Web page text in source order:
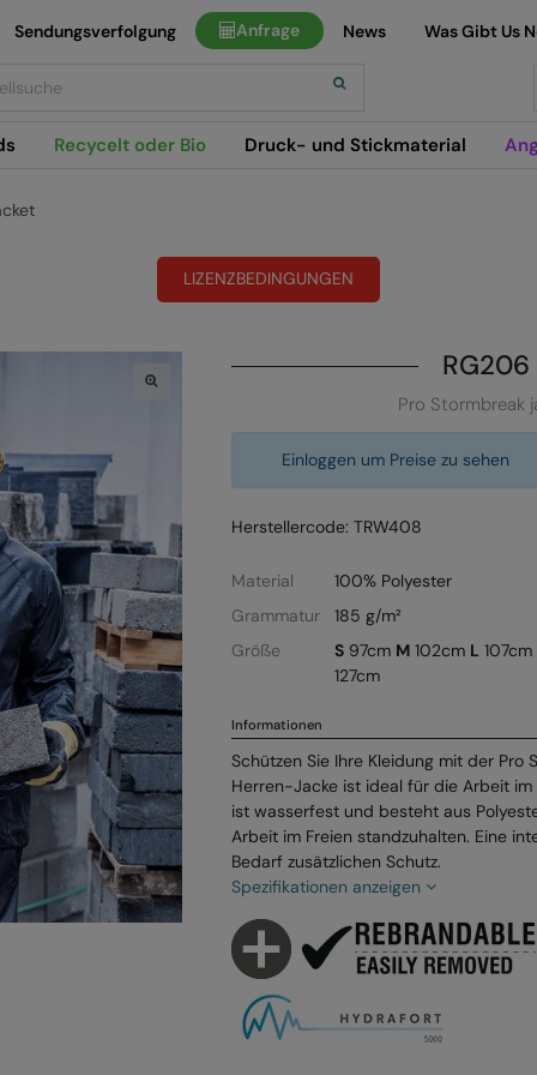
Recycelt oder Bio Druck- und Stickmaterial
Sendungsverfolgung Anfrage News Was Gibt Us
LIZENZBEDINGUNGEN
RG206
Pro Stormbreak
Einloggen um Preise zu sehen
Herstellercode: TRW408
Material
100% Polyester
Grammatur
185 g/m²
Größe
S97cm M102cm L 107cm
127cm
Informationen
Schützen Sie Ihre Kleidung mit der Pro
Herren-Jacke ist ideal für die Arbeit im
ist wasserfest und besteht aus
Arbeit im Freien standzuhalten. Eine
Bedarf zusätzlichen Schutz.
Spezifikationen anzeigen